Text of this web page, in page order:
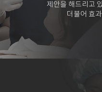
제안을 해드리고
더불어 효